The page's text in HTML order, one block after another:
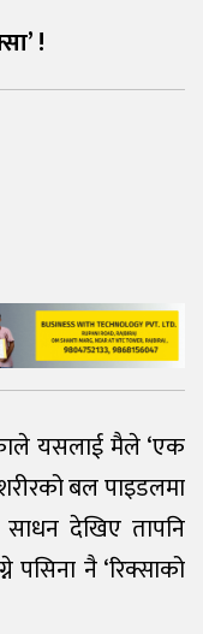
!
यसलाई मैले ‘एक
बल पाइडलमा
साधन देखिए तापनि
नै ‘रिक्साको